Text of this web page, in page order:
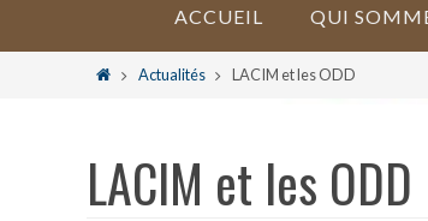
le
ACCUEIL QUI
HomeActualités LACIM et les ODD
LACIM et les ODD